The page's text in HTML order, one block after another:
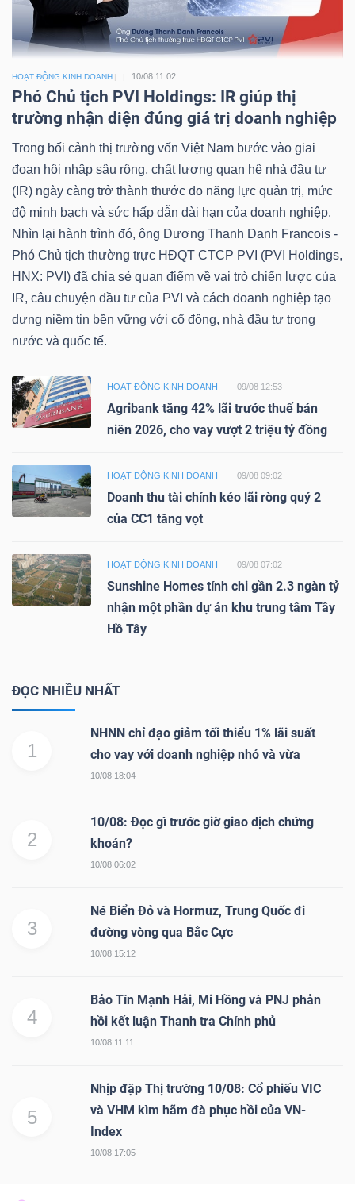
HOẠT ĐỘNG KINH DOANH 10/08 11:02
Phó Chủ tịch PVI Holdings: IR giúp thị
trường nhận diện đúng giá trị doanh nghiệp
Trong bối cảnh thị trường vốn Việt Nam bước vào giai
đoạn hội nhập sâu rộng, chất lượng quan hệ nhà đầu tư
(IR) ngày càng trở thành thước đo năng lực quản trị, mức
độ minh bạch và sức hấp dẫn dài hạn của doanh nghiệp.
Nhìn lại hành trình đó, ông Dương Thanh Danh Francois -
Phó Chủ tịch thường trực HĐQT CTCP PVI (PVI Holdings,
HNX: PVI) đã chia sẻ quan điểm về vai trò chiến lược của
IR, câu chuyện đầu tư của PVI và cách doanh nghiệp tạo
dựng niềm tin bền vững với cổ đông, nhà đầu tư trong
nước và quốc tế.
HOẠT ĐỘNG KINH DOANH 09/08 12:53
Agribank tăng 42% lãi trước thuế bán
niên 2026, cho vay vượt 2 triệu tỷ đồng
HOẠT ĐỘNG KINH DOANH 09/08 09:02
Doanh thu tài chính kéo lãi ròng quý 2
của CC1 tăng vọt
HOẠT ĐỘNG KINH DOANH 09/08 07:02
Sunshine Homes tính chi gần 2.3 ngàn tỷ
nhận một phần dự án khu trung tâm Tây
Hồ Tây
ĐỌC NHIỀU NHẤT
1
NHNN chỉ đạo giảm tối thiểu 1% lãi suất
cho vay với doanh nghiệp nhỏ và vừa
10/08 18:04
2
10/08: Đọc gì trước giờ giao dịch chứng
khoán?
10/08 06:02
3
Né Biển Đỏ và Hormuz, Trung Quốc đi
đường vòng qua Bắc Cực
10/08 15:12
4
Bảo Tín Mạnh Hải, Mi Hồng và PNJ phản
hồi kết luận Thanh tra Chính phủ
10/08 11:11
5
Nhịp đập Thị trường 10/08: Cổ phiếu VIC
và VHM kìm hãm đà phục hồi của VN-
Index
10/08 17:05